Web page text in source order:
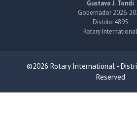
Gustavo J. Tondi
Gobernador 2026-
Distrito 4895
Rotary International
©2026 Rotary International -
Reserved